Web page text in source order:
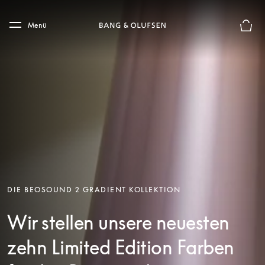
Skip to main footer
Menü
DIE BEOSOUND 2 GRADIENT KOLLEKTION
Wir stellen unsere neuesten
zehn Limited Edition Farben